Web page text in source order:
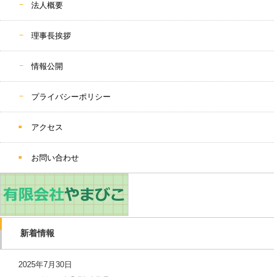
法人概要
理事長挨拶
情報公開
プライバシーポリシー
アクセス
お問い合わせ
新着情報
2025年7月30日